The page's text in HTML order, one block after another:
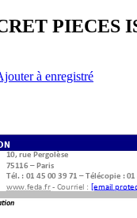
PIECES
à enregistré
10, rue Pergolèse
75116 – Paris
Tél. : 01 45 00 39 71 – Télécopie : 01
www.feda.fr - Courriel : [email